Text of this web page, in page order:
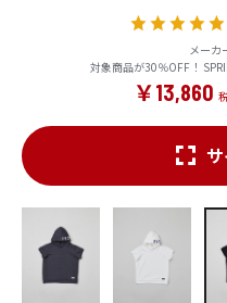
メーカ
対象商品が30％OFF！
￥13,860